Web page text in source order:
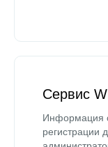
Сервис
Информация
регистрации